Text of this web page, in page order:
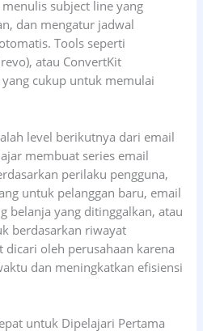
subject line yang
dan mengatur jadwal
Tools seperti
atau ConvertKit
cukup untuk memulai
level berikutnya dari email
membuat series email
perilaku pengguna,
untuk pelanggan baru, email
belanja yang ditinggalkan, atau
berdasarkan riwayat
dicari oleh perusahaan karena
dan meningkatkan efisiensi
untuk Dipelajari Pertama